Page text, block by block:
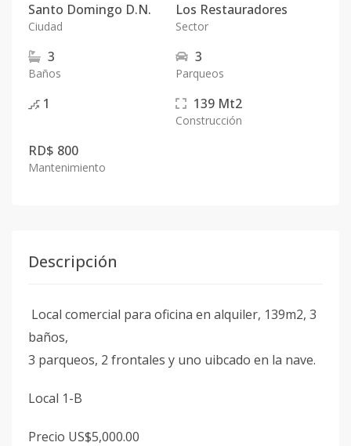
Santo Domingo D.N.
Ciudad
Los Restauradores
Sector
3
Baños
3
Parqueos
1 139 Mt2
Construcción
RD$ 800
Mantenimiento
Descripción
Local comercial para oficina en alquiler, 139m2, 3
baños,
3 parqueos, 2 frontales y uno uibcado en la nave.
Local 1-B
Precio US$5,000.00